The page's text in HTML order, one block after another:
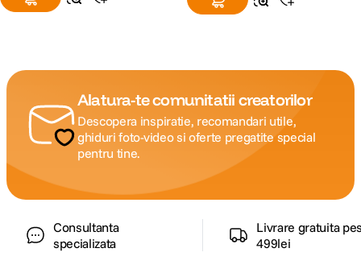
Alatura-te comunitatii creatorilor
Descopera inspiratie, recomandari utile,
ghiduri foto-video si oferte pregatite special
pentru tine.
Consultanta
specializata
Livrare gratuita
499lei